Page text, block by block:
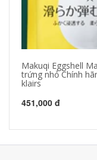
Makuqi Eggshell
trứng nhỏ Chính
klairs
451,000 đ